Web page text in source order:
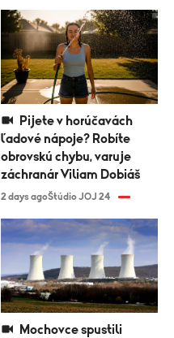
ľadové nápoje? Robíte
obrovskú chybu, varuje
záchranár Viliam Dobiáš
2 days agoŠtúdio JOJ 24